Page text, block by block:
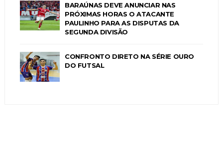
BARAÚNAS DEVE ANUNCIAR NAS
PRÓXIMAS HORAS O ATACANTE
PAULINHO PARA AS DISPUTAS DA
SEGUNDA DIVISÃO
CONFRONTO DIRETO NA SÉRIE OURO
DO FUTSAL